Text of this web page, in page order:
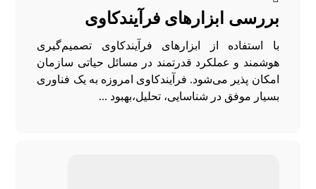
بررسی ابزارهای فرآیندکاوی
با استفاده از ابزارهای فرآیندکاوی تصمیم‌گیری
هوشمند و عملکرد قدرتمند در مسائل حیاتی سازمان
امکان پذیر می‌شود. فرآیندکاوی امروزه به یک فناوری
بسیار موفق در شناسایی، تحلیل،بهبود ...